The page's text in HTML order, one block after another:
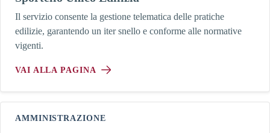
Il servizio consente la gestione telematica delle pratiche
edilizie, garantendo un iter snello e conforme alle normative
vigenti.
VAI ALLA PAGINA
AMMINISTRAZIONE